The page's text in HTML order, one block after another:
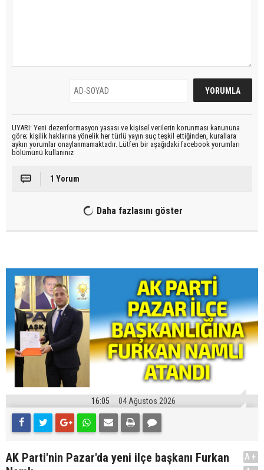
UYARI: Yeni dezenformasyon yasası ve kişisel verilerin korunması kanununa
göre; kişilik haklarına yönelik her türlü yayın suç teşkil ettiğinden, kurallara
aykırı yorumlar onaylanmamaktadır. Lütfen bir aşağıdaki facebook yorumları
bölümünü kullanınız
1 Yorum
Daha fazlasını göster
16:05 04 Ağustos 2026
AK Parti'nin Pazar'da yeni ilçe başkanı Furkan
A+